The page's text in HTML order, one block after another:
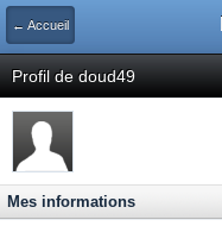
← Accueil
Profil de doud49
Mes informations